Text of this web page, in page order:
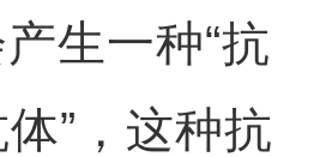
生一种“抗
”，这种抗